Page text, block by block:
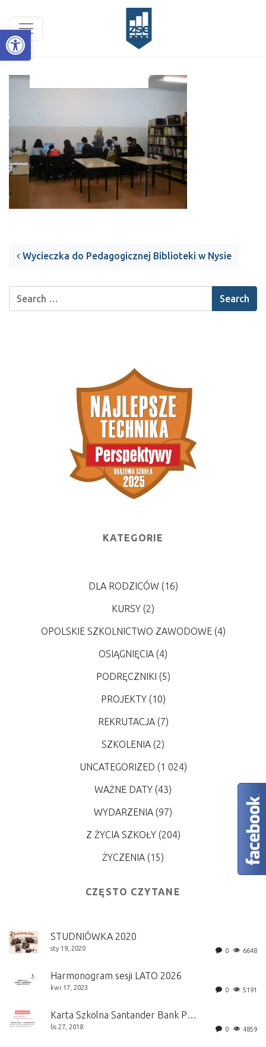
Open toolbar
Wycieczka do Pedagogicznej Biblioteki w Nysie
KATEGORIE
DLA RODZICÓW (16)
KURSY (2)
OPOLSKIE SZKOLNICTWO ZAWODOWE(4)
OSIĄGNIĘCIA (4)
PODRĘCZNIKI (5)
PROJEKTY(10)
REKRUTACJA(7)
SZKOLENIA (2)
UNCATEGORIZED (1 024)
WAŻNE DATY (43)
WYDARZENIA (97)
Z ŻYCIA SZKOŁY(204)
ŻYCZENIA (15)
CZĘSTO CZYTANE
STUDNIÓWKA 2020
sty 19, 2020 0 6648
Harmonogram sesji LATO 2026
kwi 17, 2023 0 5191
Karta Szkolna Santander Bank Polska S.A.
lis 27, 2018 0 4859